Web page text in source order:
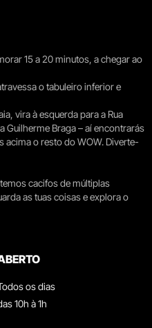
15 a 20 minutos, a chegar ao
o tabuleiro inferior e
vira à esquerda para a Rua
Guilherme Braga – aí encontrarás
acima o resto do WOW. Diverte-
cacifos de múltiplas
as tuas coisas e explora o
os dias
10h à 1h